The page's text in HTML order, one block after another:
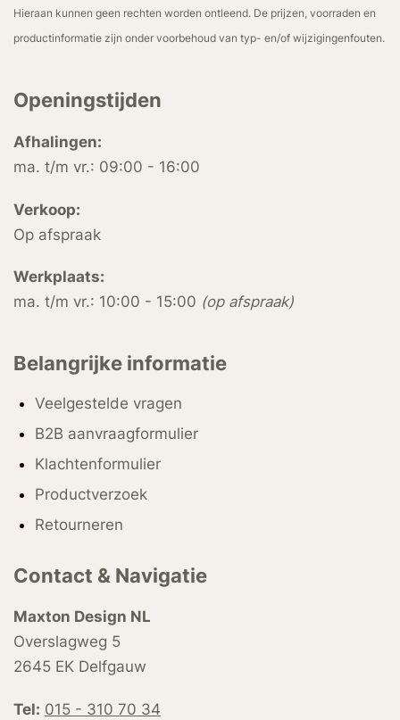
Hieraan kunnen geen rechten worden ontleend. De prijzen, voorraden en
productinformatie zijn onder voorbehoud van typ- en/of wijzigingenfouten.
Openingstijden
Afhalingen:
ma. t/m vr.: 09:00 - 16:00
Verkoop:
Op afspraak
Werkplaats:
ma. t/m vr.: 10:00 - 15:00 (op afspraak)
Belangrijke informatie
Veelgestelde vragen
B2B aanvraagformulier
Klachtenformulier
Productverzoek
Retourneren
Contact & Navigatie
Maxton Design NL
Overslagweg 5
2645 EK Delfgauw
Tel: 015 - 310 70 34